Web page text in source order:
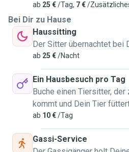
Ich bin gerne draußen in der Natur
liebsten längere Spaziergänge
Bedarf und Energielevel des
Ich liebe die Natur und bin gern
meinem Hund auch oft mit dem
Luft und Bewegung tun mir
Ich wohne in Bernsdorf, nahe am
Chemnitz. Direkt hier gibt es
kenne außerdem mehrere ruhige
viel schnüffeln kann und je nach
zum Laufen hat. Ich finde, lange
ab 25 €/Tag, 7 €/
Bei Dir zu Hause
Haussitting
Der Sitter übernachtet bei
ab 25 €/Nacht
Ein Hausbesuch pro Tag
Buche einen Tiersitter, der
kommt und Dein Tier
ab 10 €/Tag
Gassi-Service